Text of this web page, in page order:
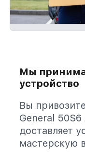
Мы
устройство
Вы
General
доставляет
мастерскую